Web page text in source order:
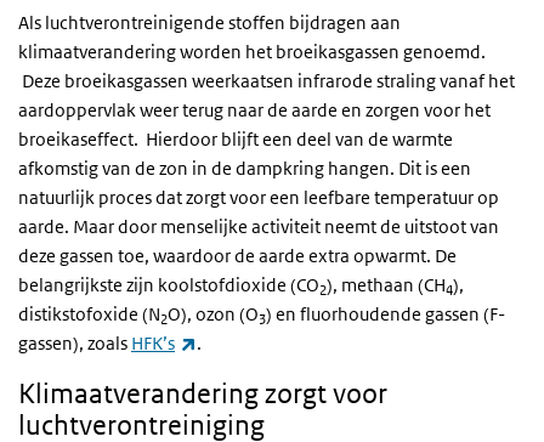
Als luchtverontreinigende stoffen bijdragen aan
klimaatverandering worden het broeikasgassen genoemd.
Deze broeikasgassen weerkaatsen infrarode straling vanaf het
aardoppervlak weer terug naar de aarde en zorgen voor het
broeikaseffect. Hierdoor blijft een deel van de warmte
afkomstig van de zon in de dampkring hangen. Dit is een
natuurlijk proces dat zorgt voor een leefbare temperatuur op
aarde. Maar door menselijke activiteit neemt de uitstoot van
deze gassen toe, waardoor de aarde extra opwarmt. De
belangrijkste zijn koolstofdioxide (CO2), methaan (CH4),
distikstofoxide (N2O), ozon (O3) en fluorhoudende gassen (F-
gassen), zoals HFK’s (externe link)
.
Klimaatverandering zorgt voor
luchtverontreiniging